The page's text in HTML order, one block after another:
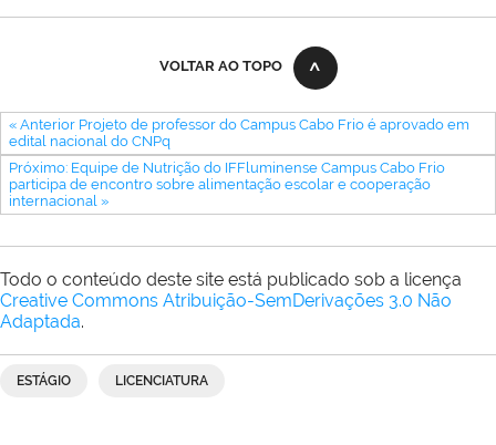
VOLTAR AO TOPO
« Anterior Projeto de professor do Campus Cabo Frio é aprovado em
edital nacional do CNPq
Próximo: Equipe de Nutrição do IFFluminense Campus Cabo Frio
participa de encontro sobre alimentação escolar e cooperação
internacional »
Todo o conteúdo deste site está publicado sob a licença
Creative Commons Atribuição-SemDerivações 3.0 Não
Adaptada.
ESTÁGIO LICENCIATURA